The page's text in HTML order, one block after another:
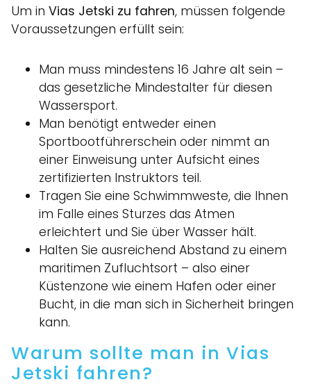
Um in Vias Jetski zu fahren, müssen folgende
Voraussetzungen erfüllt sein:
Man muss mindestens 16 Jahre alt sein –
das gesetzliche Mindestalter für diesen
Wassersport.
Man benötigt entweder einen
Sportbootführerschein oder nimmt an
einer Einweisung unter Aufsicht eines
zertifizierten Instruktors teil.
Tragen Sie eine Schwimmweste, die Ihnen
im Falle eines Sturzes das Atmen
erleichtert und Sie über Wasser hält.
Halten Sie ausreichend Abstand zu einem
maritimen Zufluchtsort – also einer
Küstenzone wie einem Hafen oder einer
Bucht, in die man sich in Sicherheit bringen
kann.
Warum sollte man in Vias
Jetski fahren?